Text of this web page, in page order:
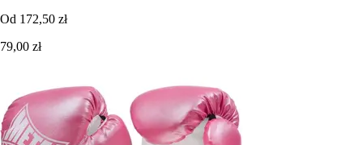
Od 172,50 zł
79,00 zł